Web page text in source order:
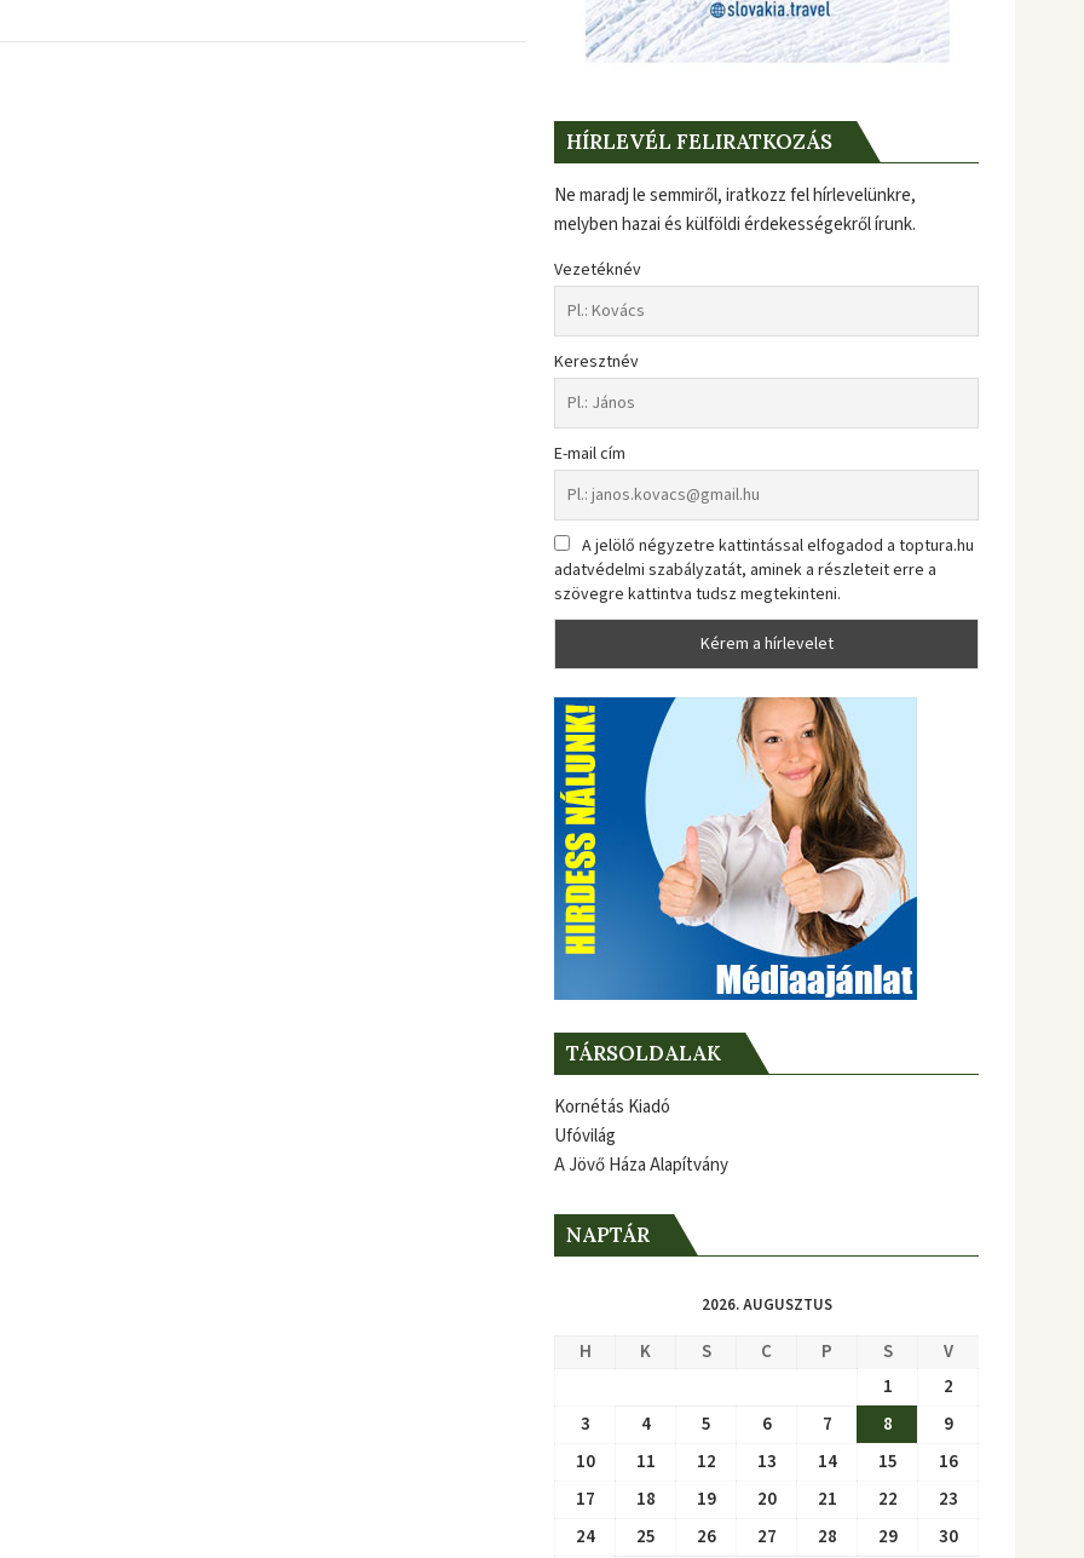
HÍRLEVÉL FELIRATKOZÁS
Ne maradj le semmiről, iratkozz fel hírlevelünkre,
melyben hazai és külföldi érdekességekről írunk.
Vezetéknév
Keresztnév
E-mail cím
A jelölő négyzetre kattintással elfogadod a toptura.hu
adatvédelmi szabályzatát, aminek a részleteit erre a
szövegre kattintva tudsz megtekinteni.
TÁRSOLDALAK
Kornétás Kiadó
Ufóvilág
A Jövő Háza Alapítvány
NAPTÁR
2026. AUGUSZTUS
H K S C P S
V
1
2
3
4 5 6 7 8
9
10
11 12 13 14 15
16
17
18 19 20 21 22
23
24
25 26 27 28 29
30